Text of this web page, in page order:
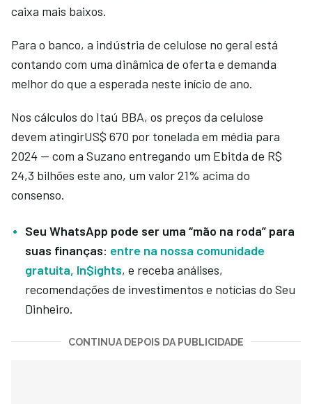
caixa mais baixos.
Para o banco, a indústria de celulose no geral está
contando com uma dinâmica de oferta e demanda
melhor do que a esperada neste início de ano.
Nos cálculos do Itaú BBA, os preços da celulose
devem atingirUS$ 670 por tonelada em média para
2024 — com a Suzano entregando um Ebitda de R$
24,3 bilhões este ano, um valor 21% acima do
consenso.
Seu WhatsApp pode ser uma “mão na roda” para
suas finanças: entre na nossa comunidade
gratuita, In$ights, e receba análises,
recomendações de investimentos e notícias do Seu
Dinheiro.
CONTINUA DEPOIS DA PUBLICIDADE